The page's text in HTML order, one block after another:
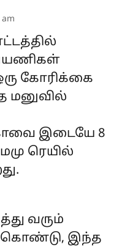
கோரிக்கை
மனுவில்
இடையே 8
ரெயில்
வரும்
கொண்டு, இந்த